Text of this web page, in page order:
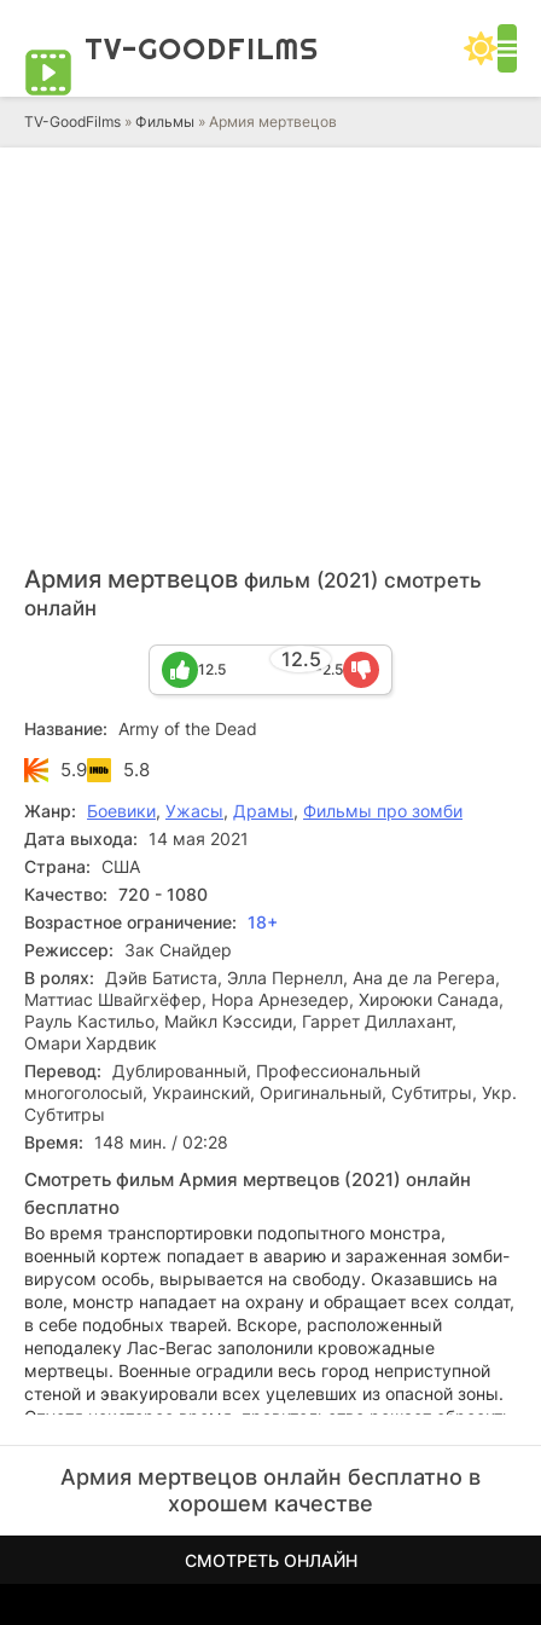
TV-GOODFILMS
TV-GoodFilms » Фильмы » Армия мертвецов
Армия мертвецов фильм (2021) смотреть
онлайн
12.5
12.5 -2.5
Название: Army of the Dead
5.9 5.8
Жанр: Боевики, Ужасы, Драмы, Фильмы про зомби
Дата выхода:
14 мая 2021
Страна: США
Качество: 720 - 1080
Возрастное ограничение: 18+
Режиссер:
Зак Снайдер
В ролях:
Дэйв Батиста, Элла Пернелл, Ана де ла Регера,
Маттиас Швайгхёфер, Нора Арнезедер, Хироюки Санада,
Рауль Кастильо, Майкл Кэссиди, Гаррет Диллахант,
Омари Хардвик
Перевод:
Дублированный, Профессиональный
многоголосый, Украинский, Оригинальный, Субтитры, Укр.
Субтитры
Время:
148 мин. / 02:28
Смотреть фильм Армия мертвецов (2021) онлайн
бесплатно
Во время транспортировки подопытного монстра,
военный кортеж попадает в аварию и зараженная зомби-
вирусом особь, вырывается на свободу. Оказавшись на
воле, монстр нападает на охрану и обращает всех солдат,
в себе подобных тварей. Вскоре, расположенный
неподалеку Лас-Вегас заполонили кровожадные
мертвецы. Военные оградили весь город неприступной
стеной и эвакуировали всех уцелевших из опасной зоны.
Спустя некоторое время, правительство решает сбросить
Тем временем, состоятельный владелец казино мистер
Танака, обращается к бывшему спецназовцу Скотту и
предлагает ему, отправиться в город кишащий
Армия мертвецов онлайн бесплатно в
хорошем качестве
СМОТРЕТЬ ОНЛАЙН